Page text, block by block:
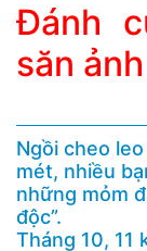
Đánh
săn
Ngồi cheo
mét, nhiều
những mỏm
độc”.
Tháng 10, 11